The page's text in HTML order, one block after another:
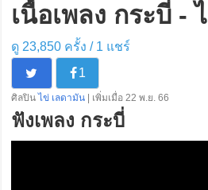
เนื้อเพลง กระบี่ -
ดู 23,850 ครั้ง / 1 แชร์
1
ศิลปิน ไข่ เลดามัน | เพิ่มเมื่อ 22 พ.ย. 66
ฟังเพลง กระบี่